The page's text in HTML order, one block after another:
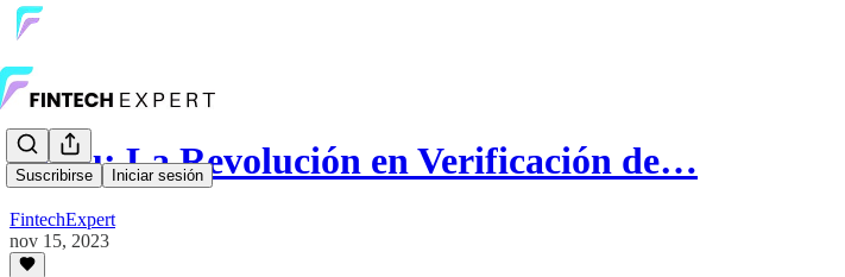
Suscribirse Iniciar sesión
Klibu: La Revolución en Verificación de…
FintechExpert
nov 15, 2023